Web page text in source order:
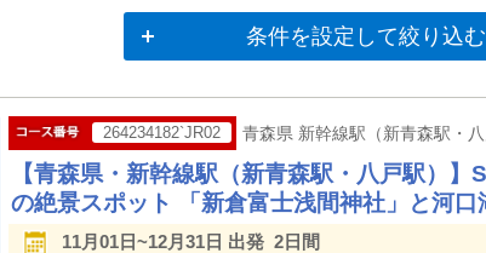
条件を設定して絞り込む
264234182`JR02 青森県 新幹線駅（新青森駅・八
【青森県・新幹線駅（新青森駅・八戸駅）】
の絶景スポット 「新倉富士浅間神社」と河口
11月01日~12月31日 出発 2日間